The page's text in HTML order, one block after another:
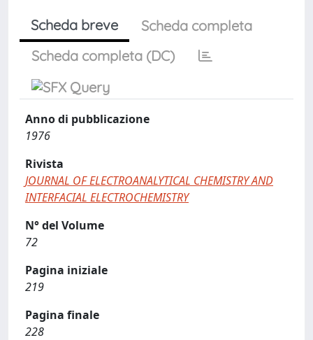
Scheda breve
Scheda completa
Scheda completa (DC)
Anno di pubblicazione
1976
Rivista
JOURNAL OF ELECTROANALYTICAL CHEMISTRY AND
INTERFACIAL ELECTROCHEMISTRY
N° del Volume
72
Pagina iniziale
219
Pagina finale
228